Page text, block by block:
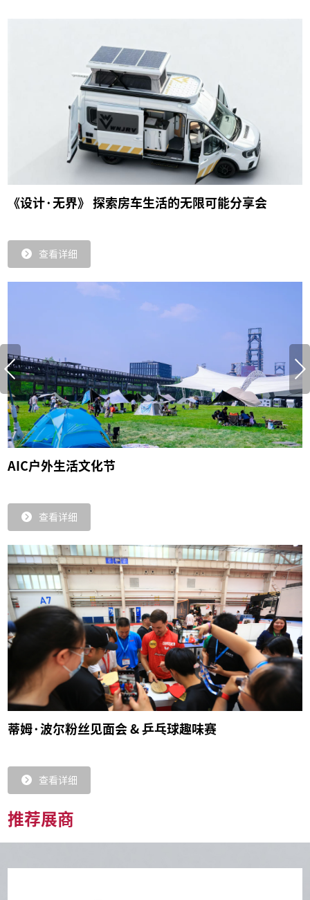
《设计·无界》 探索房车生活的无限可能分享会
查看详细
AIC户外生活文化节
查看详细
蒂姆·波尔粉丝见面会 & 乒乓球趣味赛
查看详细
推荐展商